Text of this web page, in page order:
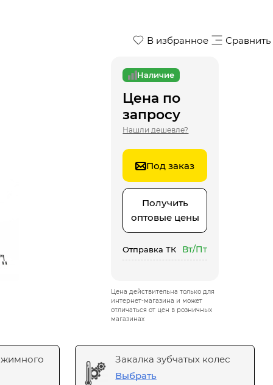
В избранное Сравнить
Наличие
Цена по
запросу
Нашли дешевле?
Под заказ
Получить
оптовые цены
Отправка ТК Вт/Пт
Цена действительна только для
интернет-магазина и может
отличаться от цен в розничных
магазинах
Закалка зубчатых колес
Выбрать